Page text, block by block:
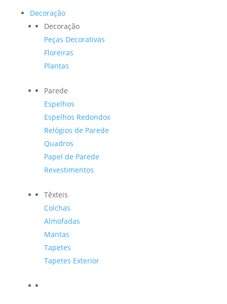
Decoração
Decoração
Peças Decorativas
Floreiras
Plantas
Parede
Espelhos
Espelhos Redondos
Relógios de Parede
Quadros
Papel de Parede
Revestimentos
Têxteis
Colchas
Almofadas
Mantas
Tapetes
Tapetes Exterior